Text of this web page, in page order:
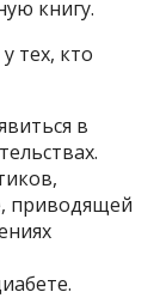
книгу.
тех, кто
в
приводящей